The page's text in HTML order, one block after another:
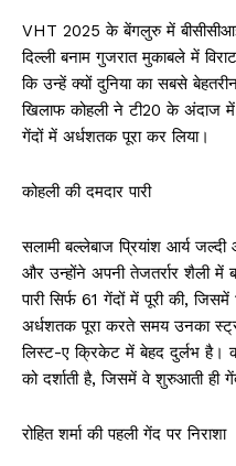
VHT 2025 के बेंगलुरु में
दिल्ली बनाम गुजरात मुकाबले में
कि उन्हें क्यों दुनिया का सबसे
खिलाफ कोहली ने टी20 के अंदाज
गेंदों में अर्धशतक पूरा कर लिया।
कोहली की दमदार पारी
सलामी बल्लेबाज प्रियांश आर्य
और उन्होंने अपनी तेजतर्रार शैली
पारी सिर्फ 61 गेंदों में पूरी की,
अर्धशतक पूरा करते समय उनका
लिस्ट-ए क्रिकेट में बेहद दुर्लभ है।
को दर्शाती है, जिसमें वे शुरुआती ही
रोहित शर्मा की पहली गेंद पर निराशा